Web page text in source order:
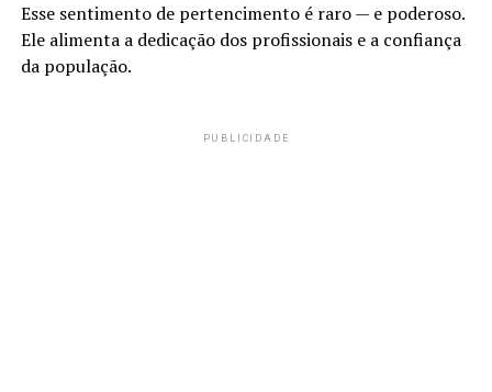
Esse sentimento de pertencimento é raro — e poderoso.
Ele alimenta a dedicação dos profissionais e a confiança
da população.
PUBLICIDADE